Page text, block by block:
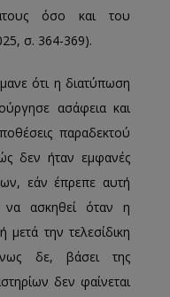
όσο και του
σ. 364-369).
ότι η διατύπωση
ασάφεια και
παραδεκτού
δεν ήταν εμφανές
εάν έπρεπε αυτή
να ασκηθεί όταν η
μετά την τελεσίδικη
δε, βάσει της
δεν φαίνεται